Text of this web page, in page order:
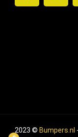
2023 © Bumpers.nl